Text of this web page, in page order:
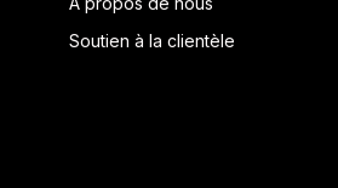
Soutien à la clientèle